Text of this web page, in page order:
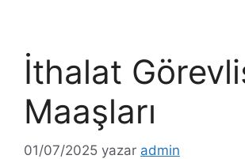
İthalat
Maaşları
01/07/2025 yazar admin